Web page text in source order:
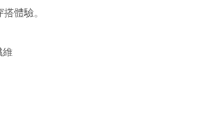
體驗。
維